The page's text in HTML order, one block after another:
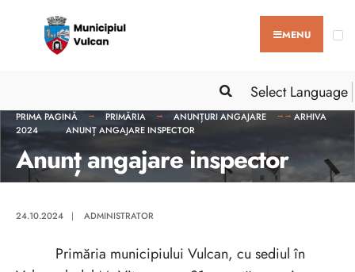
MENU
Select Language
PRIMA PAGINĂ PRIMĂRIA ANUNȚURI ANGAJARE
ARHIVA
2024
ANUNȚ ANGAJARE INSPECTOR
Anunț angajare inspector
24.10.2024 | ADMINISTRATOR
Primăria municipiului Vulcan, cu sediul în